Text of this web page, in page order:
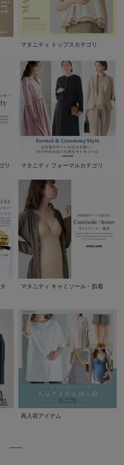
マタニティ トップスカテゴリ
リ マタニティ フォーマルカテゴリ
マタニティ キャミソール・肌着
再入荷アイテム